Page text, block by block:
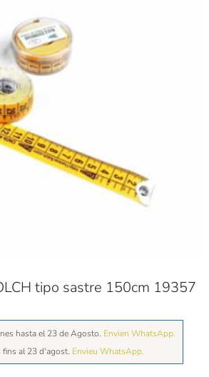
tipo sastre 150cm 19357
hasta el 23 de Agosto. Envien WhatsApp.
fins al 23 d'agost. Envieu WhatsApp.